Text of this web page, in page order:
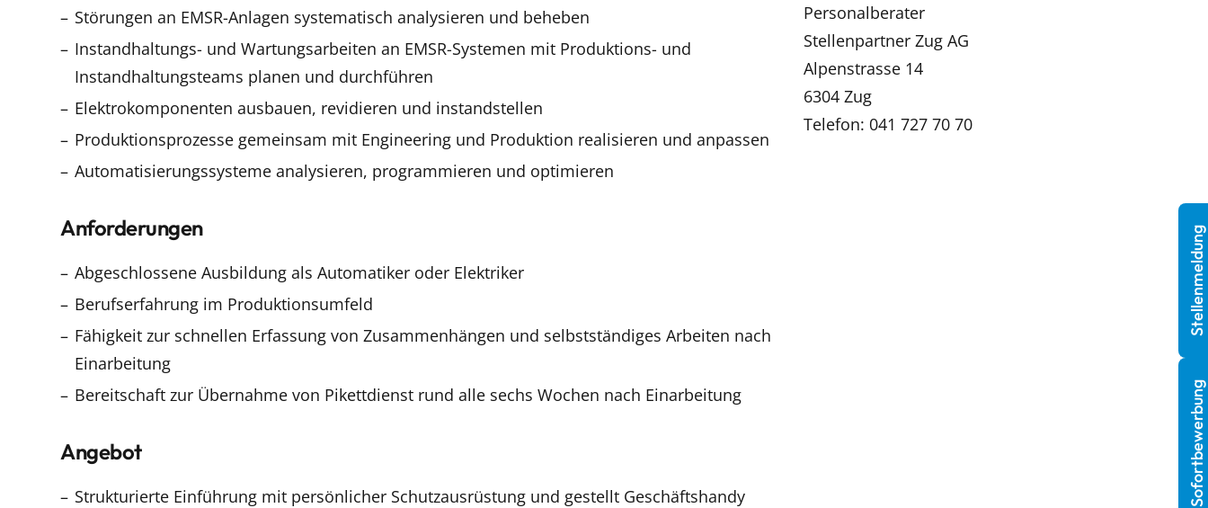
Störungen an EMSR-Anlagen systematisch analysieren und beheben
Instandhaltungs- und Wartungsarbeiten an EMSR-Systemen mit Produktions- und
Instandhaltungsteams planen und durchführen
Elektrokomponenten ausbauen, revidieren und instandstellen
Produktionsprozesse gemeinsam mit Engineering und Produktion realisieren und anpassen
Automatisierungssysteme analysieren, programmieren und optimieren
Anforderungen
Abgeschlossene Ausbildung als Automatiker oder Elektriker
Berufserfahrung im Produktionsumfeld
Fähigkeit zur schnellen Erfassung von Zusammenhängen und selbstständiges Arbeiten nach
Einarbeitung
Bereitschaft zur Übernahme von Pikettdienst rund alle sechs Wochen nach Einarbeitung
Angebot
Strukturierte Einführung mit persönlicher Schutzausrüstung und gestellt Geschäftshandy
Personalberater
Stellenpartner Zug AG
Alpenstrasse 14
6304 Zug
Telefon: 041 727 70 70
Sofortbewerbung
Stellenmeldung